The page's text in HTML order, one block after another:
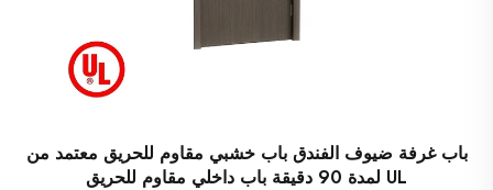
باب غرفة ضيوف الفندق باب خشبي مقاوم للحريق معتمد من
UL لمدة 90 دقيقة باب داخلي مقاوم للحريق